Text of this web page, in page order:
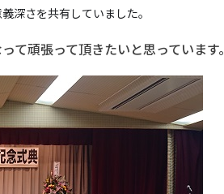
深さを共有していました。
て頑張って頂きたいと思っています。